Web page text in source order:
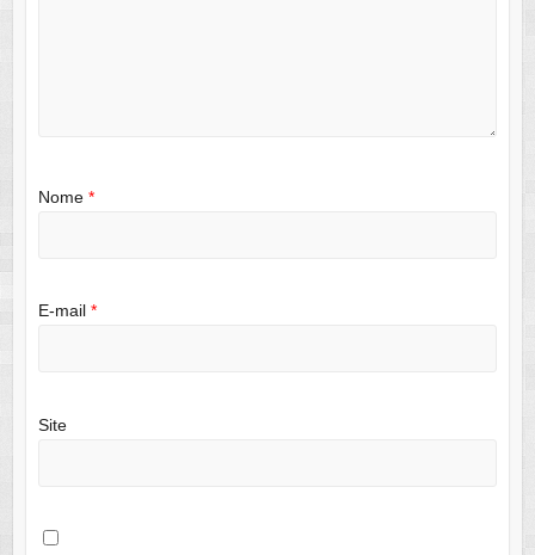
Nome *
E-mail *
Site